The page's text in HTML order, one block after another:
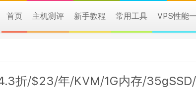
首页 主机测评 新手教程 常用工具 VPS性能
折/$23/年/KVM/1G内存/